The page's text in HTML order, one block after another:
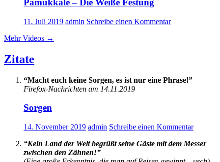
Pamukkale – Die Weiße Festung
11. Juli 2019 admin Schreibe einen Kommentar
Mehr Videos →
Zitate
“Macht euch keine Sorgen, es ist nur eine Phrase!”
Firefox-Nachrichten am 14.11.2019
Sorgen
14. November 2019 admin Schreibe einen Kommentar
“Kein Land der Welt begrüßt seine Gäste mit dem Messer
zwischen den Zähnen!”